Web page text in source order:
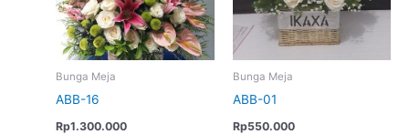
Bunga Meja
ABB-16
Rp1.300.000
Bunga Meja
ABB-01
Rp550.000